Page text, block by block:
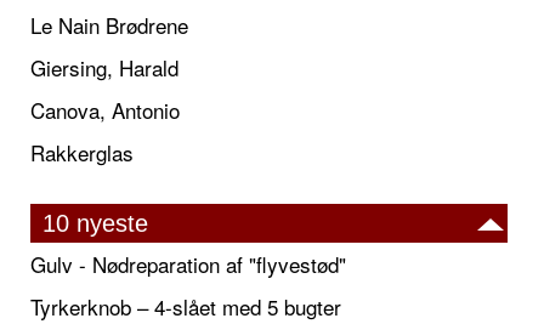
Le Nain Brødrene
Giersing, Harald
Canova, Antonio
Rakkerglas
10 nyeste
Gulv - Nødreparation af "flyvestød"
Tyrkerknob – 4-slået med 5 bugter